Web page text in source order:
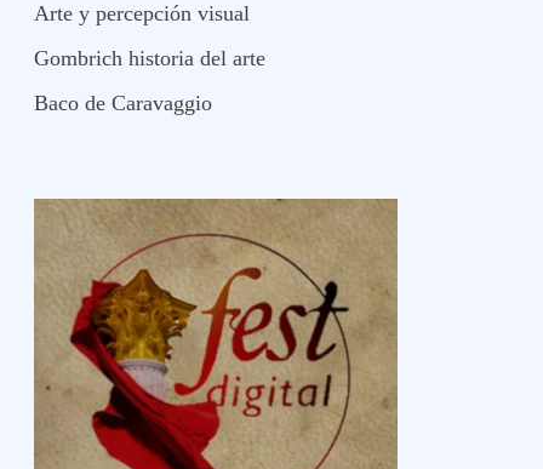
Arte y percepción visual
Gombrich historia del arte
Baco de Caravaggio